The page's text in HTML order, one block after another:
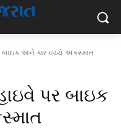
બાઇક અને કાર વચ્ચે અકસ્માત
પર બાઇક